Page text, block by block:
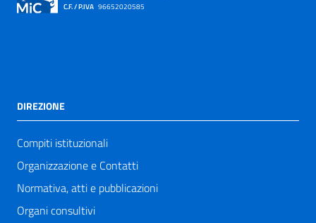
C.F. / P.IVA 96652020585
DIREZIONE
Compiti istituzionali
Organizzazione e Contatti
Normativa, atti e pubblicazioni
Organi consultivi